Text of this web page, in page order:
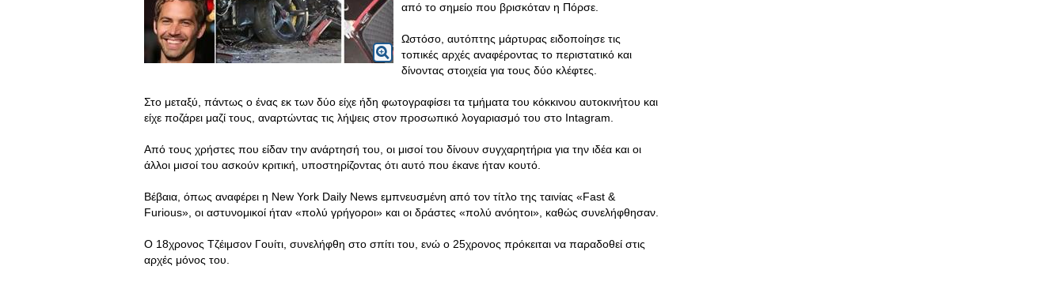
από το σημείο που βρισκόταν η Πόρσε.
Ωστόσο, αυτόπτης μάρτυρας ειδοποίησε τις
τοπικές αρχές αναφέροντας το περιστατικό και
δίνοντας στοιχεία για τους δύο κλέφτες.
Στο μεταξύ, πάντως ο ένας εκ των δύο είχε ήδη φωτογραφίσει τα τμήματα του κόκκινου αυτοκινήτου και
είχε ποζάρει μαζί τους, αναρτώντας τις λήψεις στον προσωπικό λογαριασμό του στο Intagram.
Από τους χρήστες που είδαν την ανάρτησή του, οι μισοί του δίνουν συγχαρητήρια για την ιδέα και οι
άλλοι μισοί του ασκούν κριτική, υποστηρίζοντας ότι αυτό που έκανε ήταν κουτό.
Βέβαια, όπως αναφέρει η New York Daily News εμπνευσμένη από τον τίτλο της ταινίας «Fast &
Furious», οι αστυνομικοί ήταν «πολύ γρήγοροι» και οι δράστες «πολύ ανόητοι», καθώς συνελήφθησαν.
Ο 18χρονος Τζέιμσον Γουίτι, συνελήφθη στο σπίτι του, ενώ ο 25χρονος πρόκειται να παραδοθεί στις
αρχές μόνος του.